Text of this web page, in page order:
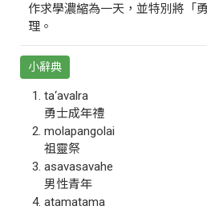
作求學濃縮為一天，並特別將「
理。
小辭典
ta‘avalra
勇士成年禮
molapangolai
祖靈祭
asavasavahe
男性青年
atamatama